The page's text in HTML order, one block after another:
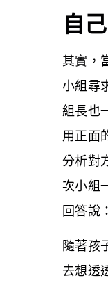
自
其實，
小組尋
組長也
用正面
分析對
次小組
回答說
隨著孩
去想透